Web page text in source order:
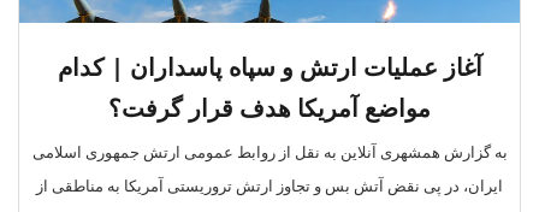
آغاز عملیات ارتش و سپاه پاسداران | کدام
مواضع آمریکا هدف قرار گرفت؟
به گزارش همشهری آنلاین به نقل از روابط عمومی ارتش جمهوری اسلامی
ایران، در پی نقض آتش بس و تجاوز ارتش تروریستی آمریکا به مناطقی از